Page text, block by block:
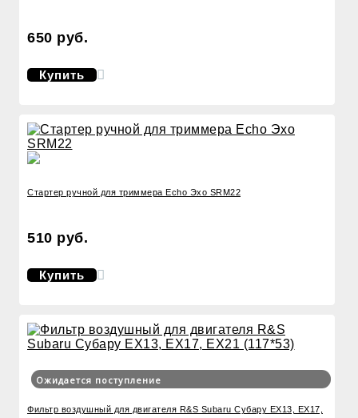
650 руб.
Купить
Стартер ручной для триммера Echo Эхо SRM22
510 руб.
Купить
Ожидается поступление
Фильтр воздушный для двигателя R&S Subaru Субару EX13, EX17,